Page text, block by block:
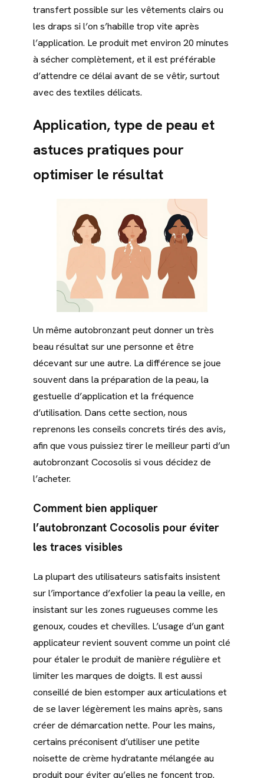
transfert possible sur les vêtements clairs ou
les draps si l’on s’habille trop vite après
l’application. Le produit met environ 20 minutes
à sécher complètement, et il est préférable
d’attendre ce délai avant de se vêtir, surtout
avec des textiles délicats.
Application, type de peau et
astuces pratiques pour
optimiser le résultat
Un même autobronzant peut donner un très
beau résultat sur une personne et être
décevant sur une autre. La différence se joue
souvent dans la préparation de la peau, la
gestuelle d’application et la fréquence
d’utilisation. Dans cette section, nous
reprenons les conseils concrets tirés des avis,
afin que vous puissiez tirer le meilleur parti d’un
autobronzant Cocosolis si vous décidez de
l’acheter.
Comment bien appliquer
l’autobronzant Cocosolis pour éviter
les traces visibles
La plupart des utilisateurs satisfaits insistent
sur l’importance d’exfolier la peau la veille, en
insistant sur les zones rugueuses comme les
genoux, coudes et chevilles. L’usage d’un gant
applicateur revient souvent comme un point clé
pour étaler le produit de manière régulière et
limiter les marques de doigts. Il est aussi
conseillé de bien estomper aux articulations et
de se laver légèrement les mains après, sans
créer de démarcation nette. Pour les mains,
certains préconisent d’utiliser une petite
noisette de crème hydratante mélangée au
produit pour éviter qu’elles ne foncent trop.